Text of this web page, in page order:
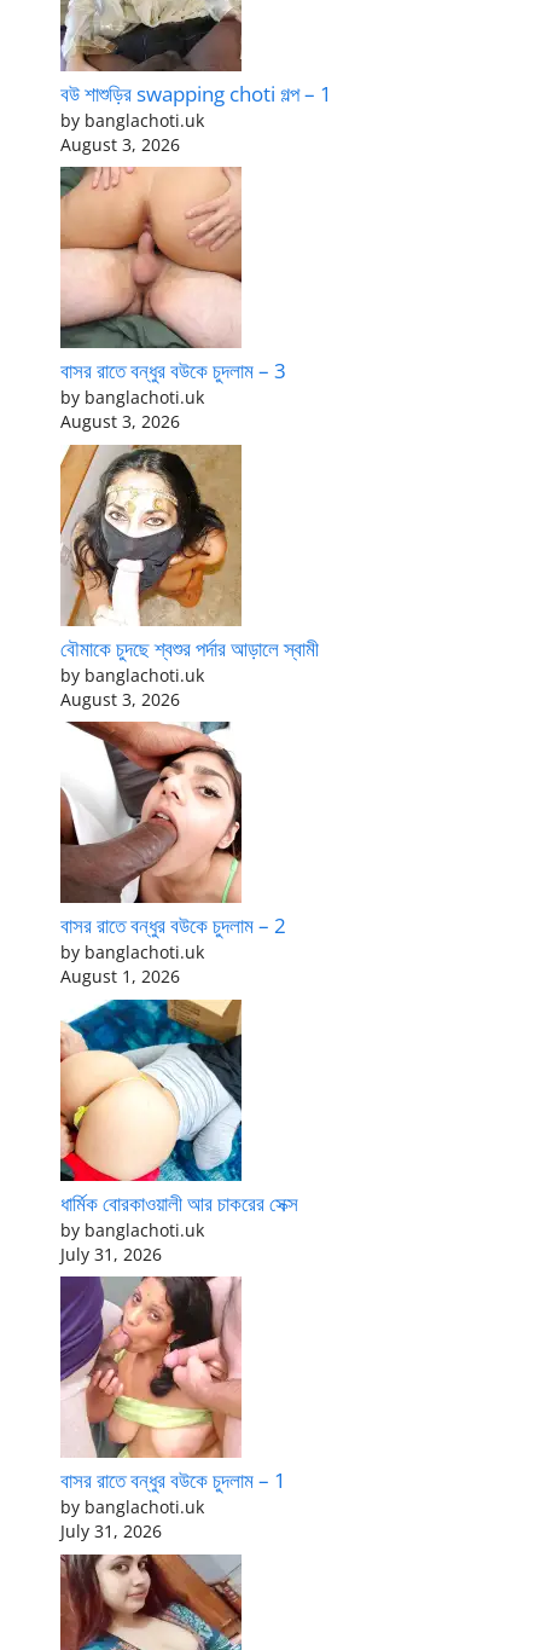
বউ শাশুড়ির swapping choti গল্প – 1
by banglachoti.uk
August 3, 2026
বাসর রাতে বন্ধুর বউকে চুদলাম – 3
by banglachoti.uk
August 3, 2026
বৌমাকে চুদছে শ্বশুর পর্দার আড়ালে স্বামী
by banglachoti.uk
August 3, 2026
বাসর রাতে বন্ধুর বউকে চুদলাম – 2
by banglachoti.uk
August 1, 2026
ধার্মিক বোরকাওয়ালী আর চাকরের সেক্স
by banglachoti.uk
July 31, 2026
বাসর রাতে বন্ধুর বউকে চুদলাম – 1
by banglachoti.uk
July 31, 2026